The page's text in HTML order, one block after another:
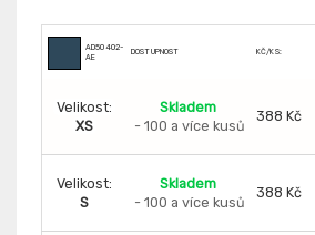
AD50402-
AE
DOSTUPNOST KČ/KS:
Velikost:
XS
Skladem
- 100 a více kusů
388 Kč
Velikost:
S
Skladem
- 100 a více kusů
388 Kč